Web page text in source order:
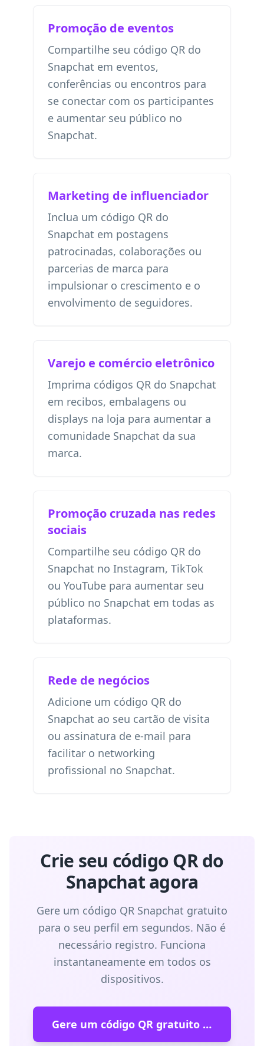
Promoção de eventos
Compartilhe seu código QR do
Snapchat em eventos,
conferências ou encontros para
se conectar com os participantes
e aumentar seu público no
Snapchat.
Marketing de influenciador
Inclua um código QR do
Snapchat em postagens
patrocinadas, colaborações ou
parcerias de marca para
impulsionar o crescimento e o
envolvimento de seguidores.
Varejo e comércio eletrônico
Imprima códigos QR do Snapchat
em recibos, embalagens ou
displays na loja para aumentar a
comunidade Snapchat da sua
marca.
Promoção cruzada nas redes
sociais
Compartilhe seu código QR do
Snapchat no Instagram, TikTok
ou YouTube para aumentar seu
público no Snapchat em todas as
plataformas.
Rede de negócios
Adicione um código QR do
Snapchat ao seu cartão de visita
ou assinatura de e-mail para
facilitar o networking
profissional no Snapchat.
Crie seu código QR do
Snapchat agora
Gere um código QR Snapchat gratuito
para o seu perfil em segundos. Não é
necessário registro. Funciona
instantaneamente em todos os
dispositivos.
Gere um código QR gratuito do Snapchat